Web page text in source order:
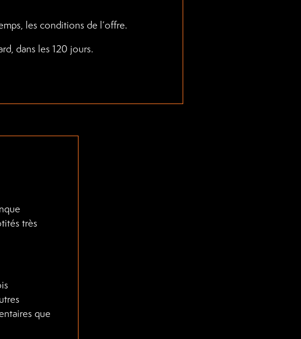
les conditions de l’offre.
dans les 120 jours.
très
que